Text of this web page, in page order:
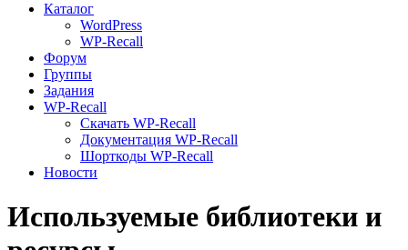
Каталог
WordPress
WP-Recall
Форум
Группы
Задания
WP-Recall
Скачать WP-Recall
Документация WP-Recall
Шорткоды WP-Recall
Новости
Используемые библиотеки и